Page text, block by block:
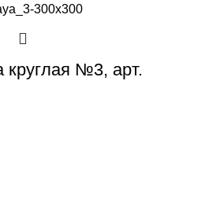
круглая №3, арт.